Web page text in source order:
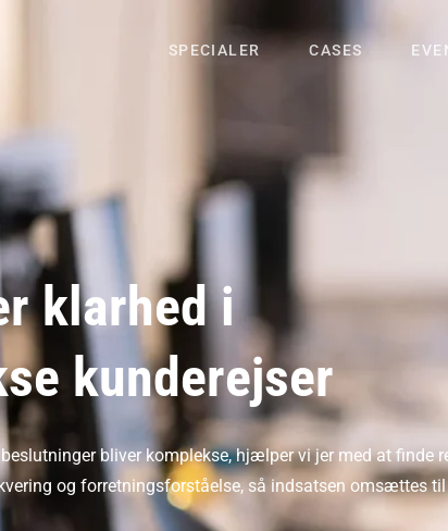
SPECIALER CASES
klarhed i
kunderejser
bliver komplekse, hjælper vi jer med at finde
og forretningsforståelse, så indsatsen omsættes